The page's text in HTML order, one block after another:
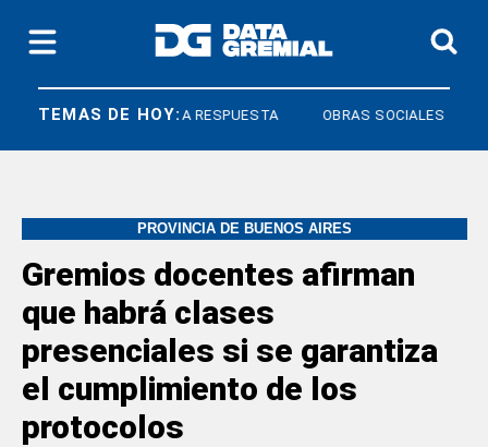
TEMAS DE HOY:
DERECHO A RESPUESTA OBRAS SOCIALES
PROVINCIA DE BUENOS AIRES
Gremios docentes afirman
que habrá clases
presenciales si se garantiza
el cumplimiento de los
protocolos